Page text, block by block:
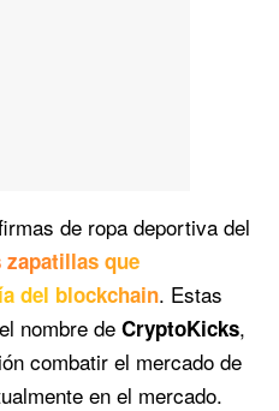
de ropa deportiva del
zapatillas que
del blockchain. Estas
nombre de CryptoKicks,
combatir el mercado de
en el mercado.